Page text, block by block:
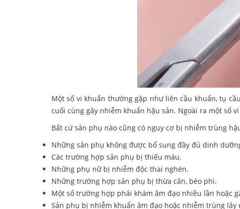
Một số vi khuẩn thường gặp như liên cầu khuẩn, tụ
cuối cùng gây nhiễm khuẩn hậu sản. Ngoài ra một số
Bất cứ sản phụ nào cũng có nguy cơ bị nhiễm trùng
Những sản phụ không được bổ sung đầy đủ dinh
Các trường hợp sản phụ bị thiếu máu.
Những phụ nữ bị nhiễm độc thai nghén.
Những trường hợp sản phụ bị thừa cân, béo phì.
Một số trường hợp phải khám âm đạo nhiều lần hoặc
Sản phụ bị nhiễm khuẩn âm đạo hoặc nhiễm trùng